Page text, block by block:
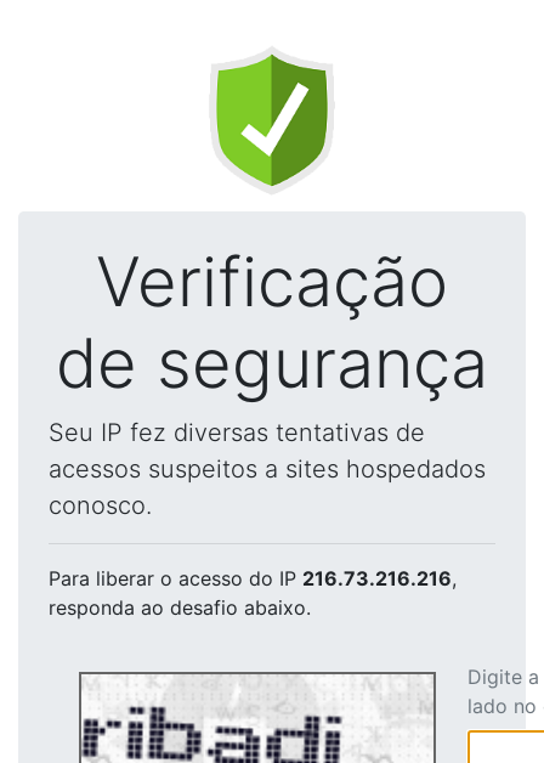
Verificação
de segurança
Seu IP fez diversas tentativas de
acessos suspeitos a sites hospedados
conosco.
Para liberar o acesso do IP 216.73.216.216,
responda ao desafio abaixo.
Digite
lado no